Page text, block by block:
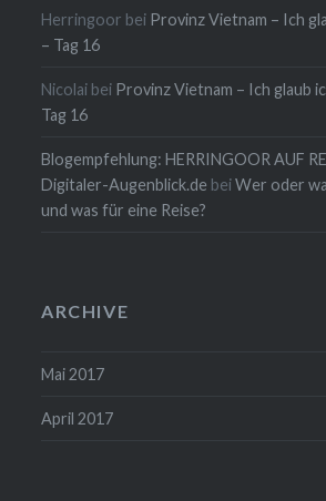
Herringoor bei Provinz Vietnam – Ich
– Tag 16
Nicolai bei Provinz Vietnam – Ich glaub
Tag 16
Blogempfehlung: HERRINGOOR AUF
Digitaler-Augenblick.de beiWer oder
und was für eine Reise?
ARCHIVE
Mai 2017
April 2017